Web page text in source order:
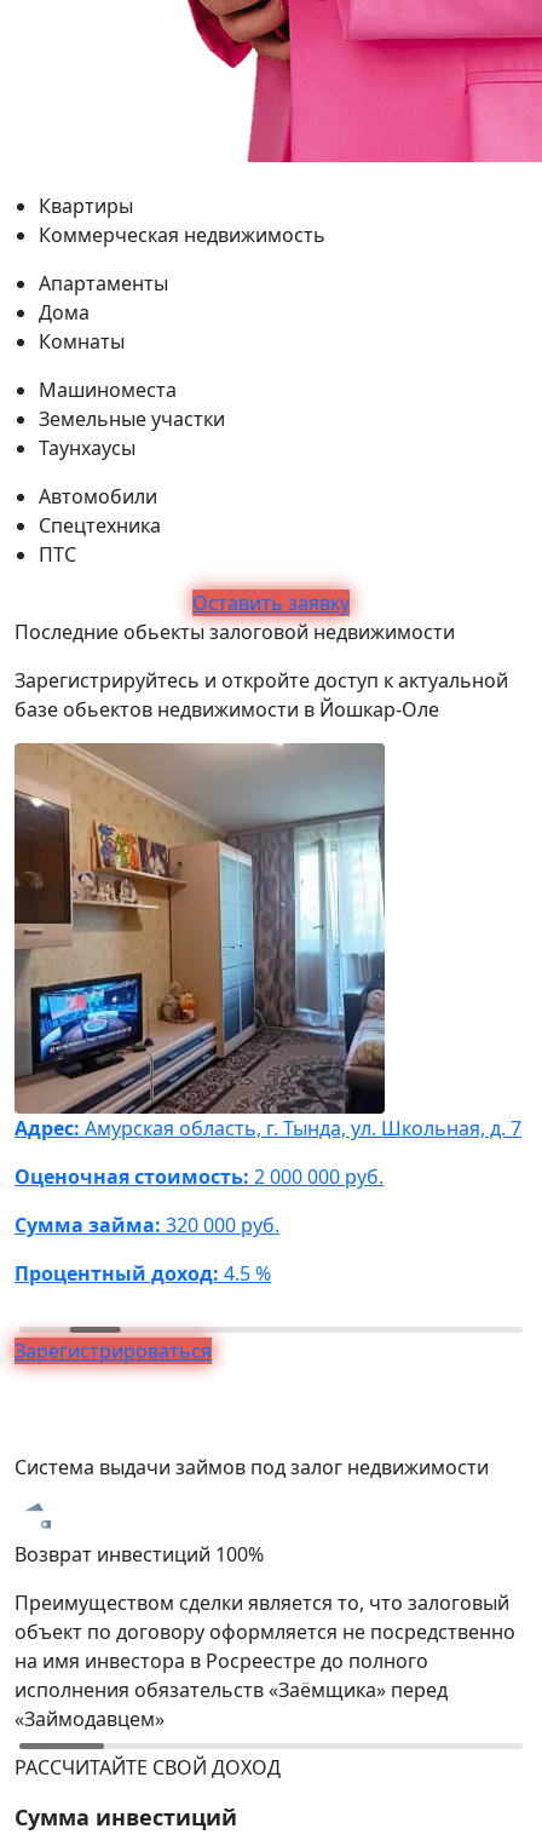
Квартиры
Коммерческая недвижимость
Апартаменты
Дома
Комнаты
Машиноместа
Земельные участки
Таунхаусы
Автомобили
Спецтехника
ПТС
Оставить заявку
Последние обьекты залоговой недвижимости
Зарегистрируйтесь и откройте доступ к актуальной
базе обьектов недвижимости в Йошкар-Оле
Адрес: Амурская область, г. Тында, ул. Школьная, д. 7
Оценочная стоимость: 2 000 000 руб.
Сумма займа: 320 000 руб.
Процентный доход: 4.5 %
Зарегистрироваться
Система выдачи займов под залог недвижимости
Возврат инвестиций 100%
Преимуществом сделки является то, что залоговый
объект по договору оформляется не посредственно
на имя инвестора в Росреестре до полного
исполнения обязательств «Заёмщика» перед
«Займодавцем»
РАССЧИТАЙТЕ СВОЙ ДОХОД
Сумма инвестиций